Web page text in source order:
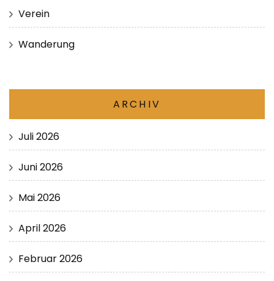
Verein
Wanderung
ARCHIV
Juli 2026
Juni 2026
Mai 2026
April 2026
Februar 2026